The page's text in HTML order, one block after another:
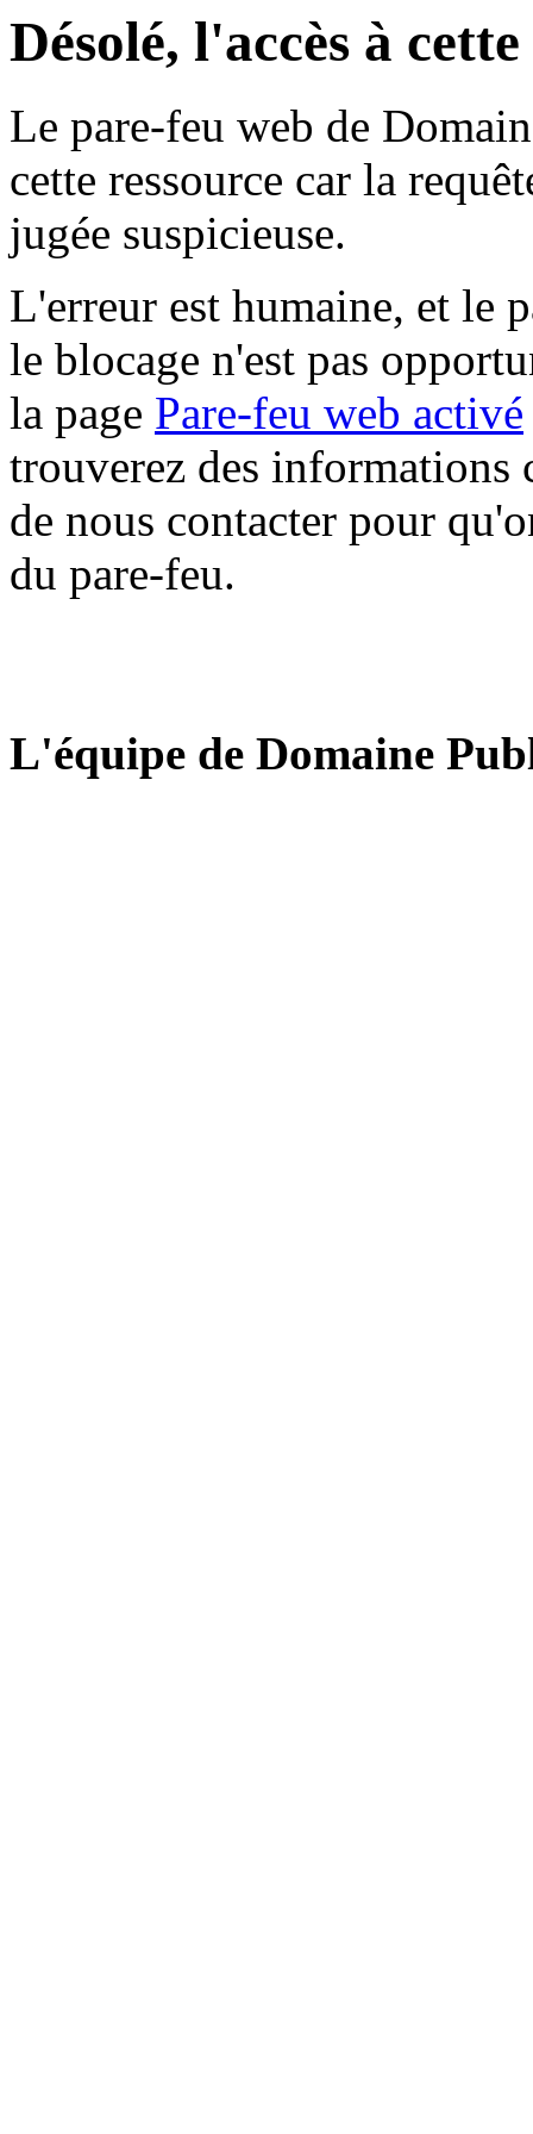
Désolé, l'accès à
Le pare-feu web de
cette ressource car la
jugée suspicieuse.
L'erreur est humaine, et le
le blocage n'est pas
la page Pare-feu web activé
trouverez des informations
de nous contacter pour
du pare-feu.
L'équipe de Domaine